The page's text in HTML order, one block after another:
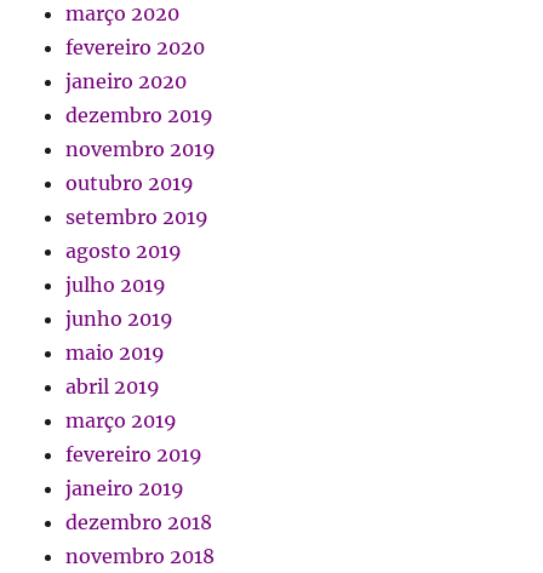
março 2020
fevereiro 2020
janeiro 2020
dezembro 2019
novembro 2019
outubro 2019
setembro 2019
agosto 2019
julho 2019
junho 2019
maio 2019
abril 2019
março 2019
fevereiro 2019
janeiro 2019
dezembro 2018
novembro 2018